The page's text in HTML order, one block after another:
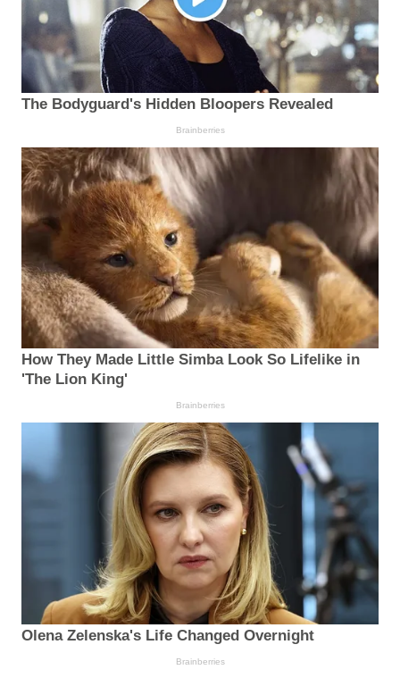
The Bodyguard's Hidden Bloopers Revealed
Brainberries
How They Made Little Simba Look So Lifelike in
'The Lion King'
Brainberries
Olena Zelenska's Life Changed Overnight
Brainberries